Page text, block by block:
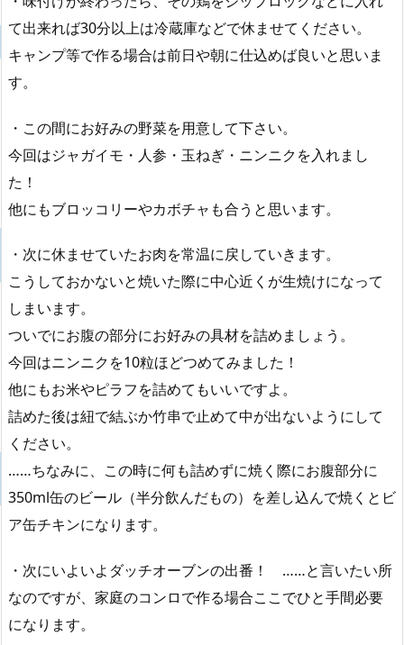
て出来れば30分以上は冷蔵庫などで休ませてください。
キャンプ等で作る場合は前日や朝に仕込めば良いと思いま
す。
・この間にお好みの野菜を用意して下さい。
今回はジャガイモ・人参・玉ねぎ・ニンニクを入れまし
た！
他にもブロッコリーやカボチャも合うと思います。
・次に休ませていたお肉を常温に戻していきます。
こうしておかないと焼いた際に中心近くが生焼けになって
しまいます。
ついでにお腹の部分にお好みの具材を詰めましょう。
今回はニンニクを10粒ほどつめてみました！
他にもお米やピラフを詰めてもいいですよ。
詰めた後は紐で結ぶか竹串で止めて中が出ないようにして
ください。
……ちなみに、この時に何も詰めずに焼く際にお腹部分に
350ml缶のビール（半分飲んだもの）を差し込んで焼くとビ
ア缶チキンになります。
・次にいよいよダッチオーブンの出番！ ……と言いたい所
なのですが、家庭のコンロで作る場合ここでひと手間必要
になります。